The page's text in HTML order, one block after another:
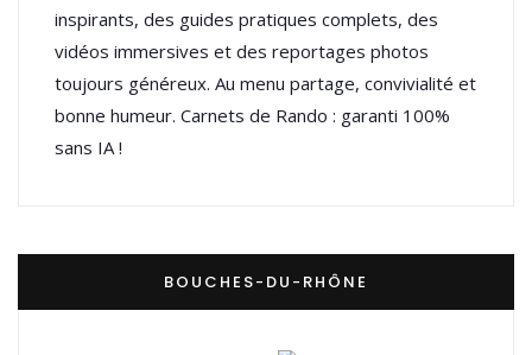
inspirants, des guides pratiques complets, des
vidéos immersives et des reportages photos
toujours généreux. Au menu partage, convivialité et
bonne humeur. Carnets de Rando : garanti 100%
sans IA !
BOUCHES-DU-RHÔNE